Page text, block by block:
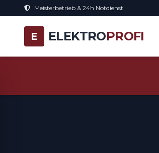
Meisterbetrieb & 24h Notdienst
E ELEKTROPROFI